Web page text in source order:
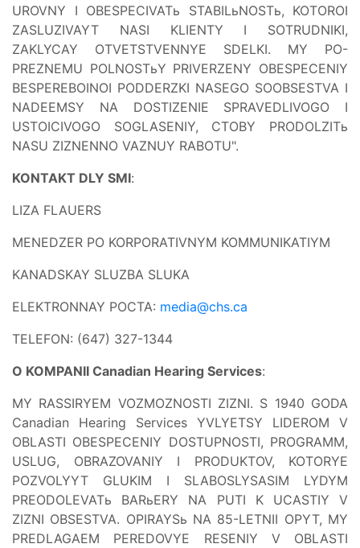
UROVNY I OBESPECIVATь STABILьNOSTь, KOTOROI
ZASLUZIVAYT NASI KLIENTY I SOTRUDNIKI,
ZAKLYCAY OTVETSTVENNYE SDELKI. MY PO-
PREZNEMU POLNOSTьY PRIVERZENY OBESPECENIY
BESPEREBOINOI PODDERZKI NASEGO SOOBSESTVA I
NADEEMSY NA DOSTIZENIE SPRAVEDLIVOGO I
USTOICIVOGO SOGLASENIY, CTOBY PRODOLZITь
NASU ZIZNENNO VAZNUY RABOTU".
KONTAKT DLY SMI:
LIZA FLAUERS
MENEDZER PO KORPORATIVNYM KOMMUNIKATIYM
KANADSKAY SLUZBA SLUKA
ELEKTRONNAY POCTA: media@chs.ca
TELEFON: (647) 327-1344
O KOMPANII Canadian Hearing Services:
MY RASSIRYEM VOZMOZNOSTI ZIZNI. S 1940 GODA
Canadian Hearing Services YVLYETSY LIDEROM V
OBLASTI OBESPECENIY DOSTUPNOSTI, PROGRAMM,
USLUG, OBRAZOVANIY I PRODUKTOV, KOTORYE
POZVOLYYT GLUKIM I SLABOSLYSASIM LYDYM
PREODOLEVATь BARьERY NA PUTI K UCASTIY V
ZIZNI OBSESTVA. OPIRAYSь NA 85-LETNII OPYT, MY
PREDLAGAEM PEREDOVYE RESENIY V OBLASTI